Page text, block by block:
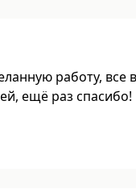
работу,
ещё раз спасибо!